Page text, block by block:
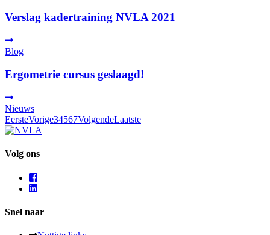
Verslag kadertraining NVLA 2021
Blog
Ergometrie cursus geslaagd!
Nieuws
EersteVorige34567VolgendeLaatste
Volg ons
Snel naar